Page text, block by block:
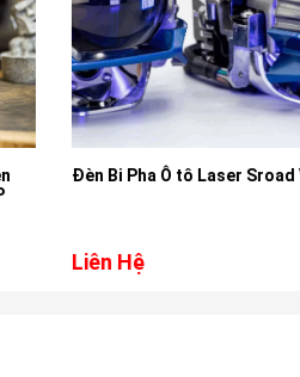
Đèn Bi Pha Ô tô Laser Sroad
Liên Hệ